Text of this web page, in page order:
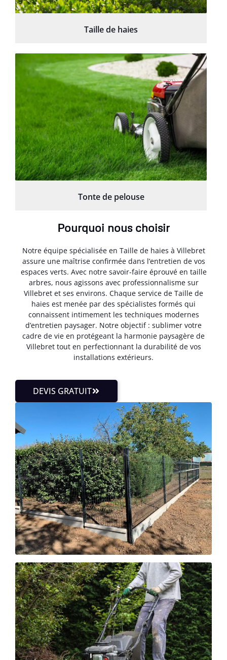
Taille de haies
Tonte de pelouse
Pourquoi nous choisir
Notre équipe spécialisée en Taille de haies à Villebret
assure une maîtrise confirmée dans l’entretien de vos
espaces verts. Avec notre savoir-faire éprouvé en taille
arbres, nous agissons avec professionnalisme sur
Villebret et ses environs. Chaque service de Taille de
haies est menée par des spécialistes formés qui
connaissent intimement les techniques modernes
d’entretien paysager. Notre objectif : sublimer votre
cadre de vie en protégeant la harmonie paysagère de
Villebret tout en perfectionnant la durabilité de vos
installations extérieurs.
DEVIS GRATUIT